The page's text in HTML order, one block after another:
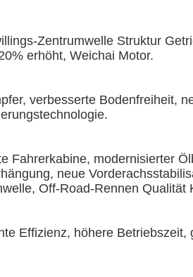
Zentrumwelle Struktur
erhöht, Weichai Motor.
verbesserte Bodenfreiheit,
Fahrerkabine, modernisierter
neue
Off-Road-Rennen Qualität
Effizienz, höhere Betriebszeit,